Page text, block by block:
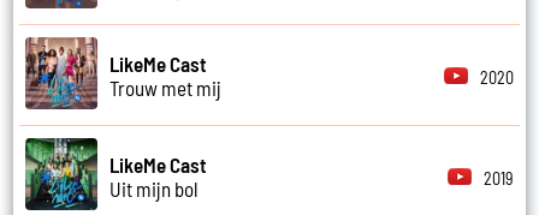
LikeMe Cast
Trouw met mij
2020
LikeMe Cast
Uit mijn bol
2019